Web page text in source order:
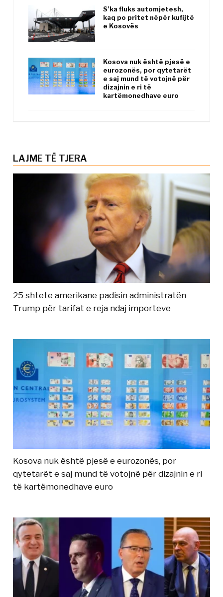
S’ka fluks automjetesh,
kaq po pritet nëpër kufijtë
e Kosovës
Kosova nuk është pjesë e
eurozonës, por qytetarët
e saj mund të votojnë për
dizajnin e ri të
kartëmonedhave euro
LAJME TË TJERA
25 shtete amerikane padisin administratën
Trump për tarifat e reja ndaj importeve
Kosova nuk është pjesë e eurozonës, por
qytetarët e saj mund të votojnë për dizajnin e ri
të kartëmonedhave euro